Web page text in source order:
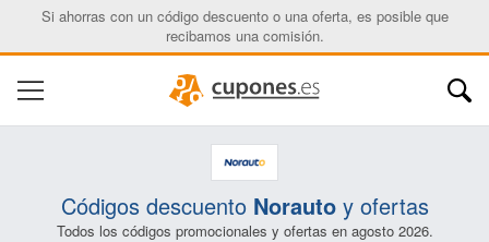
Si ahorras con un código descuento o una oferta, es posible que
recibamos una comisión.
Códigos descuento Norautoy ofertas
Todos los códigos promocionales y ofertas en agosto 2026.